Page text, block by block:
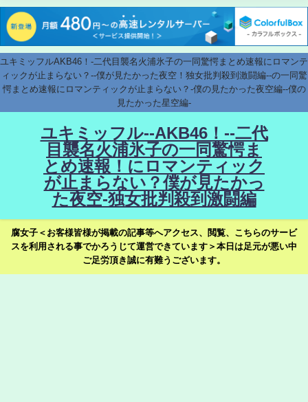
ユキミッフルAKB46！-二代目襲名火浦氷子の一同驚愕まとめ速報にロマンテ
ィックが止まらない？--僕が見たかった夜空！独女批判殺到激闘編--の一同驚
愕まとめ速報にロマンティックが止まらない？-僕の見たかった夜空編--僕の
見たかった星空編-
ユキミッフル--AKB46！--二代
目襲名火浦氷子の一同驚愕ま
とめ速報！にロマンティック
が止まらない？僕が見たかっ
た夜空-独女批判殺到激闘編
腐女子＜お客様皆様が掲載の記事等へアクセス、閲覧、こちらのサービ
スを利用される事でかろうじて運営できています＞本日は足元が悪い中
ご足労頂き誠に有難うございます。